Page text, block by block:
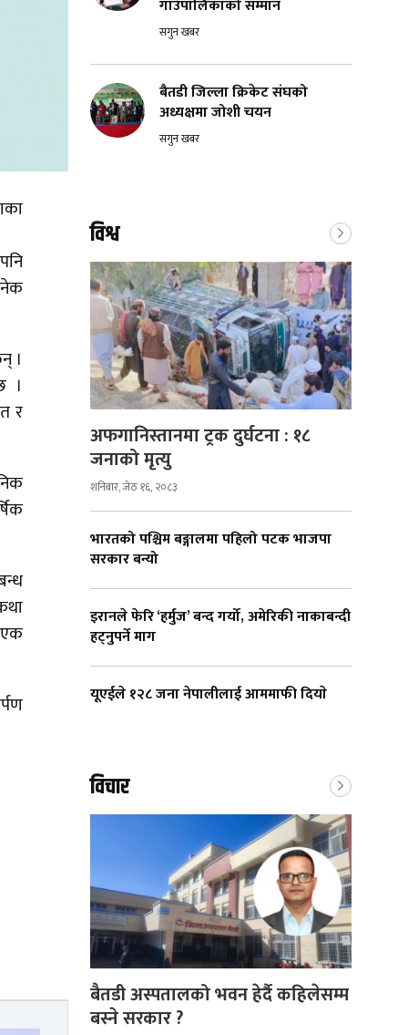
।
।
र
एक
गाउँपालिकाको सम्मान
सगुन खबर
बैतडी जिल्ला क्रिकेट संघको
अध्यक्षमा जोशी चयन
सगुन खबर
विश्व
अफगानिस्तानमा ट्रक दुर्घटना : १८
जनाको मृत्यु
शनिबार, जेठ १६, २०८३
भारतको पश्चिम बङ्गालमा पहिलो पटक भाजपा
सरकार बन्यो
इरानले फेरि ‘हर्मुज’ बन्द गर्यो, अमेरिकी नाकाबन्दी
हट्नुपर्ने माग
यूएईले १२८ जना नेपालीलाई आममाफी दियाे
विचार
बैतडी अस्पतालको भवन हेर्दै कहिलेसम्म
बस्ने सरकार ?